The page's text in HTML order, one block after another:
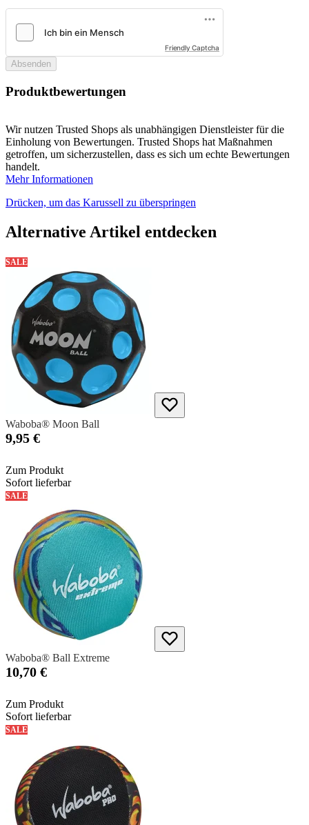
Friendly Captcha
Absenden
Produktbewertungen
Wir nutzen Trusted Shops als unabhängigen Dienstleister für die
Einholung von Bewertungen. Trusted Shops hat Maßnahmen
getroffen, um sicherzustellen, dass es sich um echte Bewertungen
handelt.
Mehr Informationen
Drücken, um das Karussell zu überspringen
Alternative Artikel entdecken
SALE
Waboba® Moon Ball
9,95 €
Zum Produkt
Sofort lieferbar
SALE
Waboba® Ball Extreme
10,70 €
Zum Produkt
Sofort lieferbar
SALE